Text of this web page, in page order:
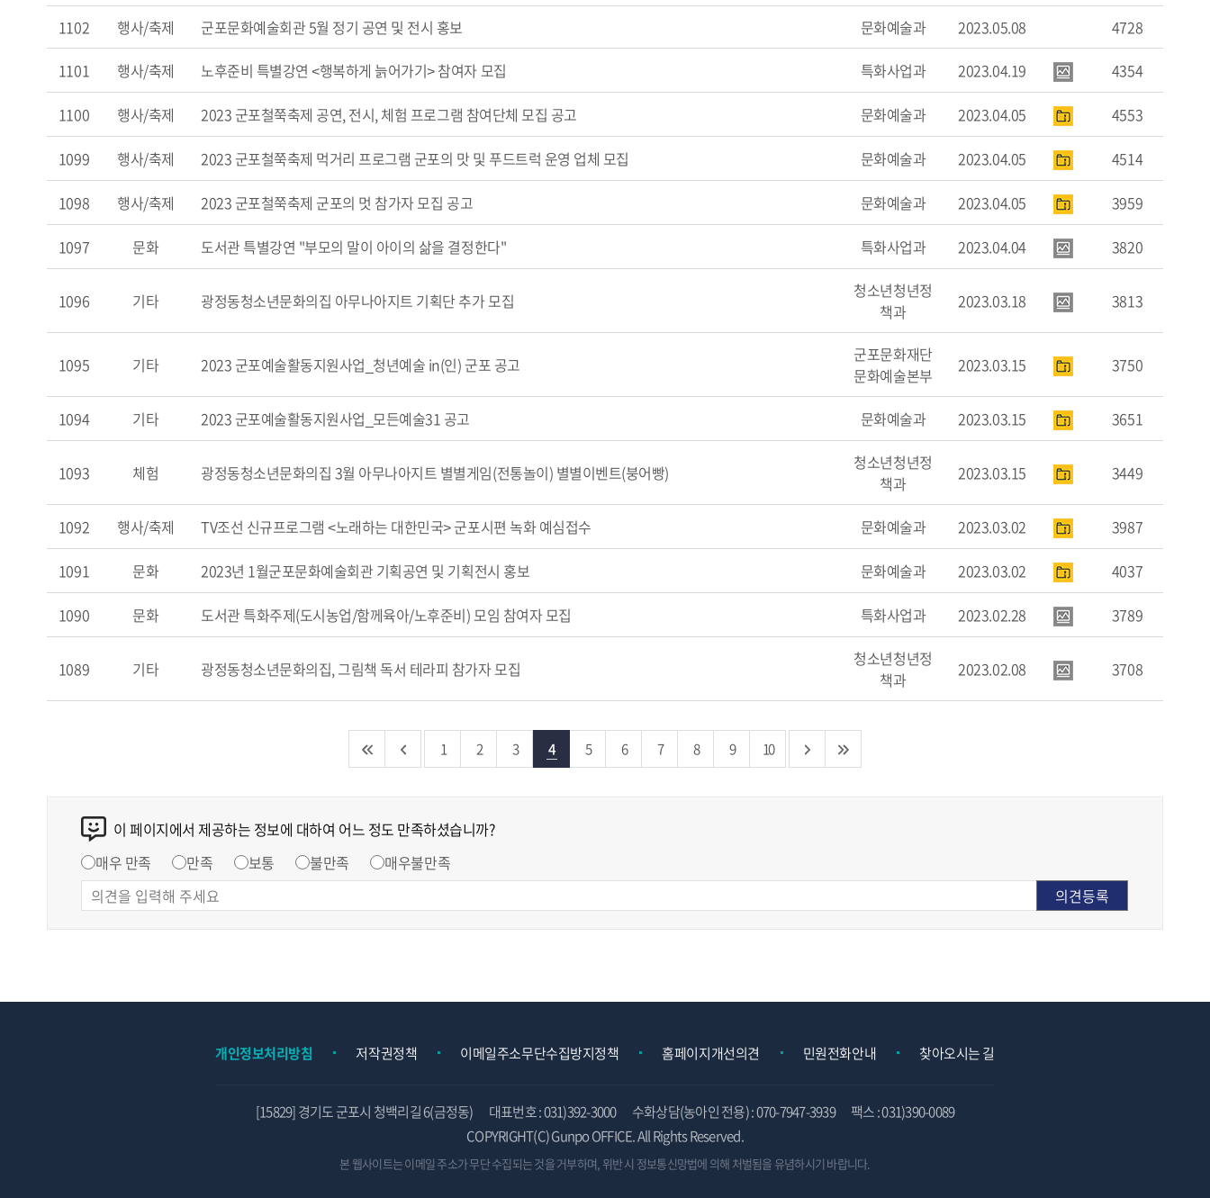
1102
행사/축제 군포문화예술회관 5월 정기 공연 및 전시 홍보 문화예술과 2023.05.08
4728
1101
행사/축제 노후준비 특별강연 <행복하게 늙어가기> 참여자 모집 특화사업과 2023.04.19 4354
1100 행사/축제 2023 군포철쭉축제 공연, 전시, 체험 프로그램 참여단체 모집 공고 문화예술과 2023.04.05 4553
1099 행사/축제 2023 군포철쭉축제 먹거리 프로그램 군포의 맛 및 푸드트럭 운영 업체 모집 문화예술과 2023.04.05 4514
1098 행사/축제 2023 군포철쭉축제 군포의 멋 참가자 모집 공고 문화예술과 2023.04.05 3959
1097 문화 도서관 특별강연 "부모의 말이 아이의 삶을 결정한다" 특화사업과 2023.04.04 3820
1096 기타 광정동청소년문화의집 아무나아지트 기획단 추가 모집
청소년청년정
책과
2023.03.18 3813
1095 기타 2023 군포예술활동지원사업_청년예술 in(인) 군포 공고
군포문화재단
문화예술본부
2023.03.15 3750
1094 기타 2023 군포예술활동지원사업_모든예술31 공고 문화예술과 2023.03.15 3651
1093 체험 광정동청소년문화의집 3월 아무나아지트 별별게임(전통놀이) 별별이벤트(붕어빵)
청소년청년정
책과
2023.03.15 3449
1092 행사/축제 TV조선 신규프로그램 <노래하는 대한민국> 군포시편 녹화 예심접수 문화예술과 2023.03.02 3987
1091 문화 2023년 1월군포문화예술회관 기획공연 및 기획전시 홍보 문화예술과 2023.03.02 4037
1090 문화 도서관 특화주제(도시농업/함께육아/노후준비) 모임 참여자 모집 특화사업과 2023.02.28 3789
1089 기타 광정동청소년문화의집, 그림책 독서 테라피 참가자 모집
청소년청년정
책과
2023.02.08 3708
1 2 3 4 5 6 7 8 9 10
이 페이지에서 제공하는 정보에 대하여 어느 정도 만족하셨습니까?
매우 만족
만족 보통 불만족 매우불만족
개인정보처리방침 저작권정책 이메일주소무단수집방지정책 홈페이지개선의견 민원전화안내 찾아오시는 길
[15829] 경기도 군포시 청백리길 6(금정동) 대표번호 : 031)392-3000 수화상담(농아인 전용) : 070-7947-3939
팩스 : 031)390-0089
COPYRIGHT(C) Gunpo OFFICE. All Rights Reserved.
본 웹사이트는 이메일 주소가 무단 수집되는 것을 거부하며, 위반 시 정보통신망법에 의해 처벌됨을 유념하시기 바랍니다.